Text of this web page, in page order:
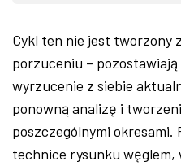
Cykl ten nie jest tworzony
porzuceniu –
wyrzucenie z siebie
ponowną analizę i
poszczególnymi okresami.
technice rysunku węglem,